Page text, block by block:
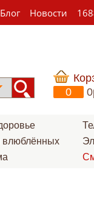
Блог Новости
0
влюблённых